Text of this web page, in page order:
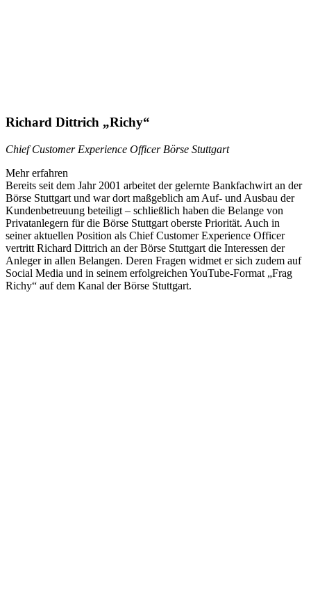
Richard Dittrich „Richy“
Chief Customer Experience Officer Börse Stuttgart
Mehr erfahren
Bereits seit dem Jahr 2001 arbeitet der gelernte Bankfachwirt an der
Börse Stuttgart und war dort maßgeblich am Auf- und Ausbau der
Kundenbetreuung beteiligt – schließlich haben die Belange von
Privatanlegern für die Börse Stuttgart oberste Priorität. Auch in
seiner aktuellen Position als Chief Customer Experience Officer
vertritt Richard Dittrich an der Börse Stuttgart die Interessen der
Anleger in allen Belangen. Deren Fragen widmet er sich zudem auf
Social Media und in seinem erfolgreichen YouTube-Format „Frag
Richy“ auf dem Kanal der Börse Stuttgart.